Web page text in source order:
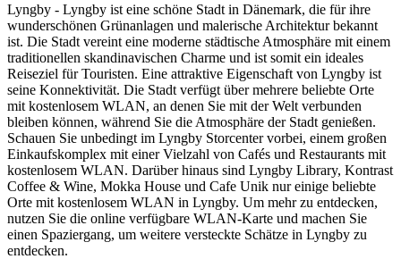
Lyngby - Lyngby ist eine schöne Stadt in Dänemark, die für ihre
wunderschönen Grünanlagen und malerische Architektur bekannt
ist. Die Stadt vereint eine moderne städtische Atmosphäre mit einem
traditionellen skandinavischen Charme und ist somit ein ideales
Reiseziel für Touristen. Eine attraktive Eigenschaft von Lyngby ist
seine Konnektivität. Die Stadt verfügt über mehrere beliebte Orte
mit kostenlosem WLAN, an denen Sie mit der Welt verbunden
bleiben können, während Sie die Atmosphäre der Stadt genießen.
Schauen Sie unbedingt im Lyngby Storcenter vorbei, einem großen
Einkaufskomplex mit einer Vielzahl von Cafés und Restaurants mit
kostenlosem WLAN. Darüber hinaus sind Lyngby Library, Kontrast
Coffee & Wine, Mokka House und Cafe Unik nur einige beliebte
Orte mit kostenlosem WLAN in Lyngby. Um mehr zu entdecken,
nutzen Sie die online verfügbare WLAN-Karte und machen Sie
einen Spaziergang, um weitere versteckte Schätze in Lyngby zu
entdecken.